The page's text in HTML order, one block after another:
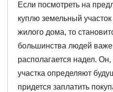
Если посмотреть на
куплю земельный
жилого дома, то
большинства людей
располагается надел.
участка определяют
придется заплатить